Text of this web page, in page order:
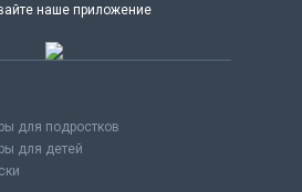
наше приложение
для подростков
для детей